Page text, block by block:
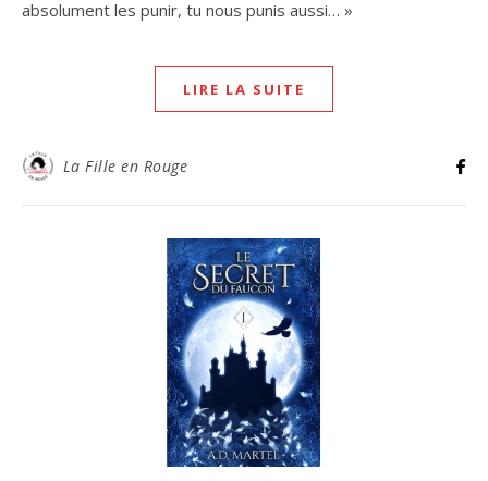
absolument les punir, tu nous punis aussi… »
LIRE LA SUITE
La Fille en Rouge